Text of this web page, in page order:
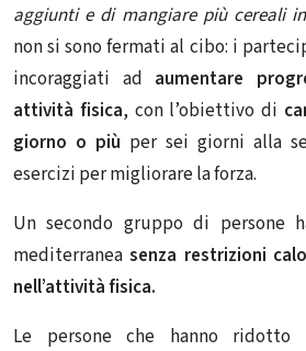
aggiunti e di mangiare più cereali
non si sono fermati al cibo: i
incoraggiati ad aumentare
attività fisica, con l’obiettivo di
giorno o più per sei giorni alla
esercizi per migliorare la forza.
Un secondo gruppo di persone
mediterraneasenza restrizioni
nell’attività fisica.
Le persone che hanno